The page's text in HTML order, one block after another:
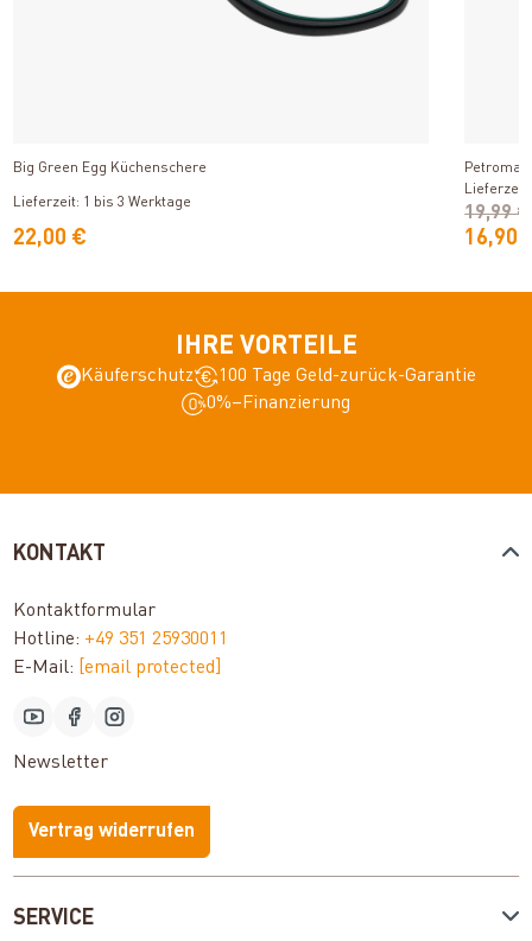
Big Green Egg Küchenschere
Lieferzeit: 1 bis 3 Werktage
22,00 € 16,90
19,99 €
IHRE VORTEILE
Käuferschutz
100 Tage Geld-zurück-Garantie
0%–Finanzierung
SERVICE
KONTAKT
Kontaktformular
Hotline: +49 351 25930011
E-Mail: [email protected]
Newsletter
Vertrag widerrufen